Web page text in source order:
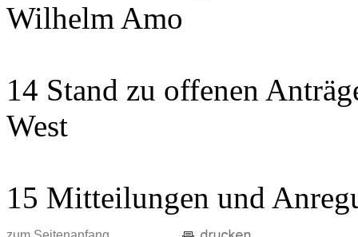
Wilhelm Amo
14 Stand zu offenen
West
15 Mitteilungen und